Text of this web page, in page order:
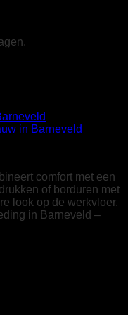
comfort met een
of borduren met
look op de werkvloer.
in Barneveld –